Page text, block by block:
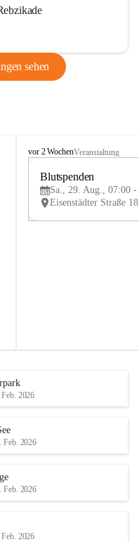
sehen
B
e
u
e
d
r
S
vor 2 WochenVeranstaltung
Blutspenden
Sa., 29. Aug., 07:00 -
2026
Feb. 2026
Feb. 2026
2026